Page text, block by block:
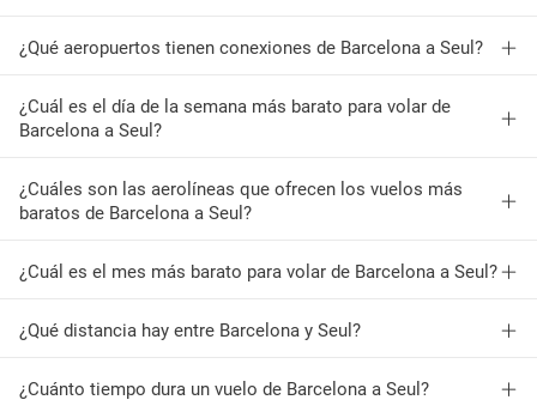
¿Qué aeropuertos tienen conexiones de Barcelona a Seul?
¿Cuál es el día de la semana más barato para volar de
Barcelona a Seul?
¿Cuáles son las aerolíneas que ofrecen los vuelos más
baratos de Barcelona a Seul?
¿Cuál es el mes más barato para volar de Barcelona a Seul?
¿Qué distancia hay entre Barcelona y Seul?
¿Cuánto tiempo dura un vuelo de Barcelona a Seul?